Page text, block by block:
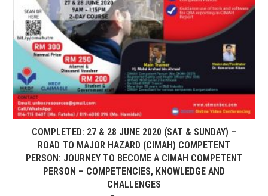
COMPLETED: 27 & 28 JUNE 2020 (SAT & SUNDAY) –
ROAD TO MAJOR HAZARD (CIMAH) COMPETENT
PERSON: JOURNEY TO BECOME A CIMAH COMPETENT
PERSON – COMPETENCIES, KNOWLEDGE AND
CHALLENGES